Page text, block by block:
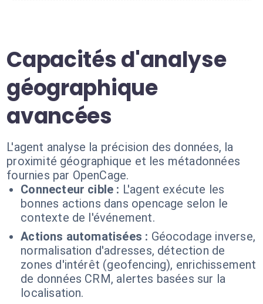
Capacités d'analyse
géographique
avancées
L'agent analyse la précision des données, la
proximité géographique et les métadonnées
fournies par OpenCage.
Connecteur cible : L'agent exécute les
bonnes actions dans opencage selon le
contexte de l'événement.
Actions automatisées : Géocodage inverse,
normalisation d'adresses, détection de
zones d'intérêt (geofencing), enrichissement
de données CRM, alertes basées sur la
localisation.